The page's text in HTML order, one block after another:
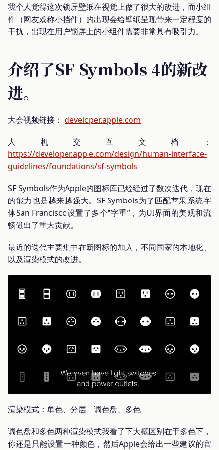
我个人觉得这次锁屏壁纸在视觉上做了很大的改进，而小组
件（网友戏称小挡件）的出现会给壁纸呈现带来一定程度的
干扰，出现在用户锁屏上的小组件需要非常具有吸引力。
介绍了SF Symbols 4的新改
进。
大会视频链接： developer.apple.com
人机交互文档：
https://developer.apple.com/design/human-interface-
guidelines/foundations/sf-symbols
SF Symbols作为Apple的图标库已经经过了数次迭代，现在
的能力也是越来越强大。SF Symbols为了匹配苹果系统字
体San Francisco设置了多个“字重”，为UI界面的美观和流
畅做出了重大贡献。
最近的迭代主要集中在新图标的加入，不同国家的本地化、
以及渲染模式的改进。
渲染模式：单色、分层、调色盘、多色
调色盘和多色两种渲染模式我看了下大概区别在于多色下，
你还是只能设置一种颜色，然后Apple会给出一些建议的官